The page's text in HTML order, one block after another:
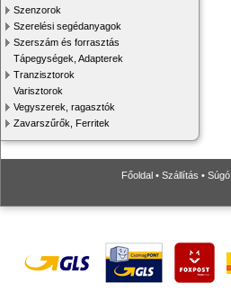
Szenzorok
Szerelési segédanyagok
Szerszám és forrasztás
Tápegységek, Adapterek
Tranzisztorok
Varisztorok
Vegyszerek, ragasztók
Zavarszűrők, Ferritek
Főoldal • Szállítás • Súgó